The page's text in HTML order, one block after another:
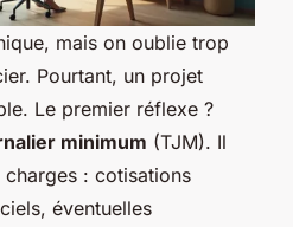
mais on oublie trop
Pourtant, un projet
Le premier réflexe ?
minimum (TJM). Il
: cotisations
éventuelles